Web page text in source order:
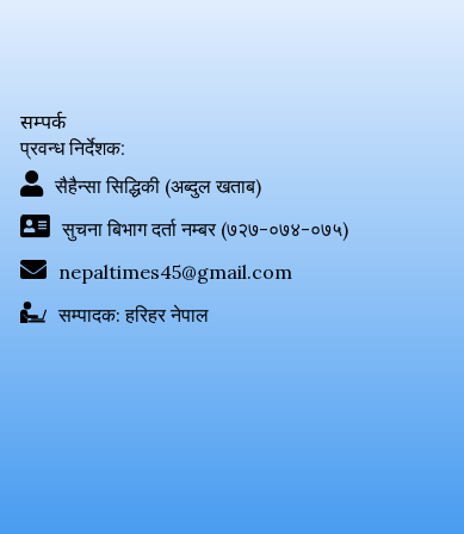
सम्पर्क
प्रवन्ध निर्देशक:
सैहैन्सा सिद्धिकी (अब्दुल खताब)
सुचना बिभाग दर्ता नम्बर (७२७-०७४-०७५)
nepaltimes45@gmail.com
सम्पादक: हरिहर नेपाल